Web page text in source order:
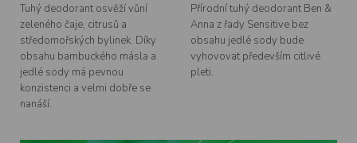
Tuhý deodorant osvěží vůní
zeleného čaje, citrusů a
středomořských bylinek. Díky
obsahu bambuckého másla a
jedlé sody má pevnou
konzistenci a velmi dobře se
nanáší.
Přírodní tuhý deodorant Ben &
Anna z řady Sensitive bez
obsahu jedlé sody bude
vyhovovat především citlivé
pleti.